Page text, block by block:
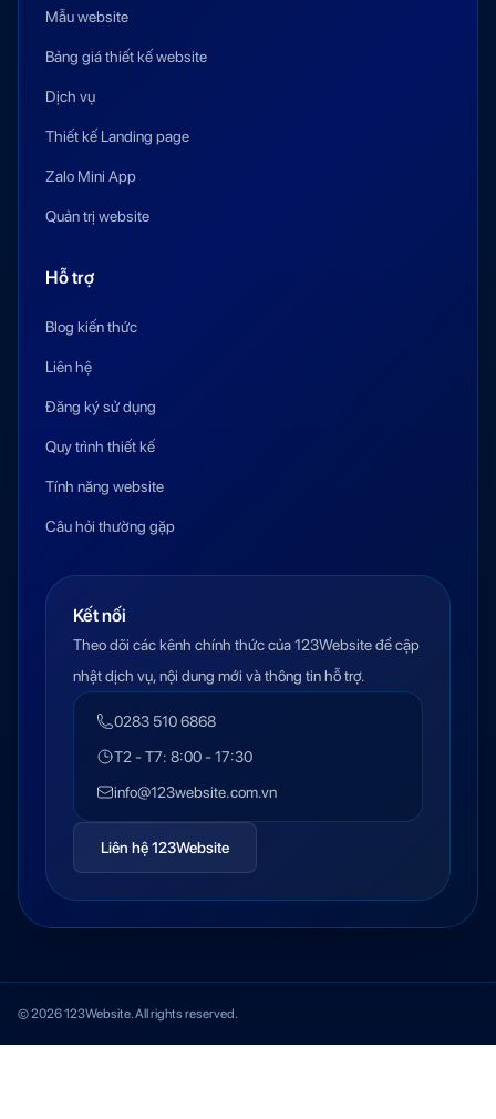
Mẫu website
Bảng giá thiết kế website
Dịch vụ
Thiết kế Landing page
Zalo Mini App
Quản trị website
Hỗ trợ
Blog kiến thức
Liên hệ
Đăng ký sử dụng
Quy trình thiết kế
Tính năng website
Câu hỏi thường gặp
Kết nối
Theo dõi các kênh chính thức của 123Website để cập
nhật dịch vụ, nội dung mới và thông tin hỗ trợ.
0283 510 6868
T2 - T7: 8:00 - 17:30
info@123website.com.vn
Liên hệ 123Website
© 2026 123Website. All rights reserved.